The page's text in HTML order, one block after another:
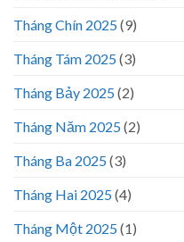
Tháng Chín 2025(9)
Tháng Tám 2025(3)
Tháng Bảy 2025(2)
Tháng Năm 2025(2)
Tháng Ba 2025(3)
Tháng Hai 2025(4)
Tháng Một 2025(1)